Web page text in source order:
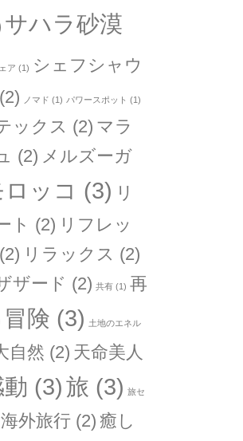
サハラ砂漠
ア (1) シェフシャウ
(2) ノマド (1) パワースポット (1)
ックス (2) マラ
(2) メルズーガ
ロッコ (3) リ
ト (2) リフレッ
(2) リラックス (2)
ザード (2) 共有 (1) 再
冒険 (3) 土地のエネル
自然 (2) 天命美人
(3)旅 (3) 旅セ
海外旅行 (2) 癒し